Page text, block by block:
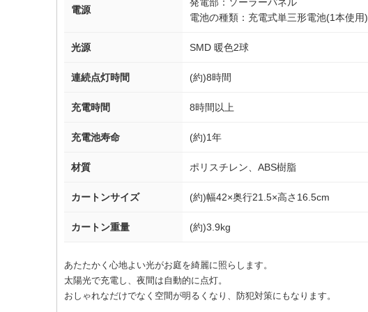
電源
電池の種類：充電式単三形電池(1本使用)
光源 SMD 暖色2球
連続点灯時間 (約)8時間
充電時間 8時間以上
充電池寿命 (約)1年
材質 ポリスチレン、ABS樹脂
カートンサイズ (約)幅42×奥行21.5×高さ16.5cm
カートン重量 (約)3.9kg
あたたかく心地よい光がお庭を綺麗に照らします。
太陽光で充電し、夜間は自動的に点灯。
おしゃれなだけでなく空間が明るくなり、防犯対策にもなります。